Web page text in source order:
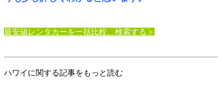
最安値レンタカーを一括比較、検索する＞
ハワイに関する記事をもっと読む